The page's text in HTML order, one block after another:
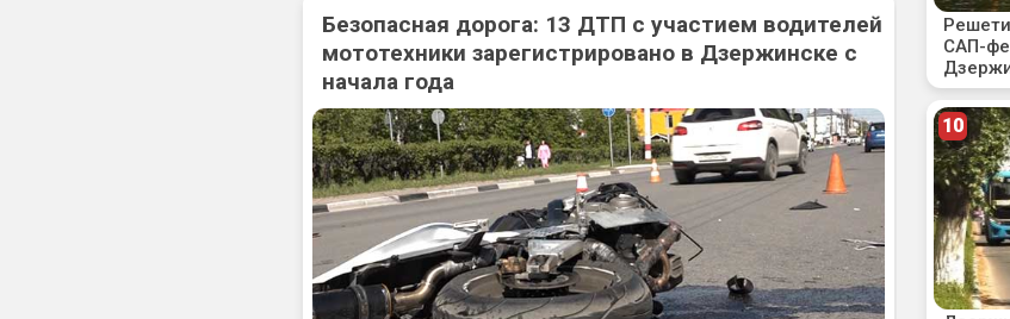
Безопасная дорога: 13 ДТП с участием водителей
мототехники зарегистрировано в Дзержинске с
начала года